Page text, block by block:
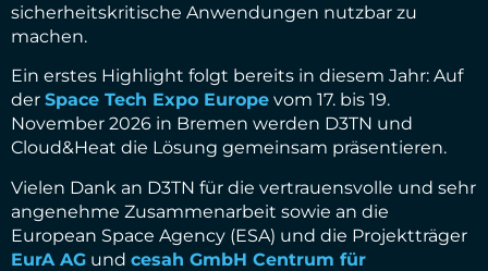
sicherheitskritische Anwendungen nutzbar zu
machen.
Ein erstes Highlight folgt bereits in diesem Jahr: Auf
der Space Tech Expo Europe vom 17. bis 19.
November 2026 in Bremen werden D3TN und
Cloud&Heat die Lösung gemeinsam präsentieren.
Vielen Dank an D3TN für die vertrauensvolle und sehr
angenehme Zusammenarbeit sowie an die
European Space Agency (ESA) und die Projektträger
EurA AG und cesah GmbH Centrum für